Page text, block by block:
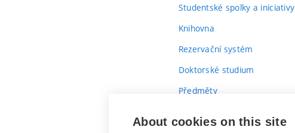
Studentské spolky a iniciativy
Knihovna
Rezervační systém
Doktorské studium
Předměty
About cookies on this site